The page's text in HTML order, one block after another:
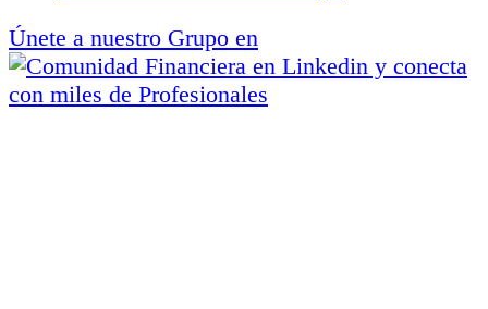
Únete a nuestro Grupo en
y conecta
con miles de Profesionales